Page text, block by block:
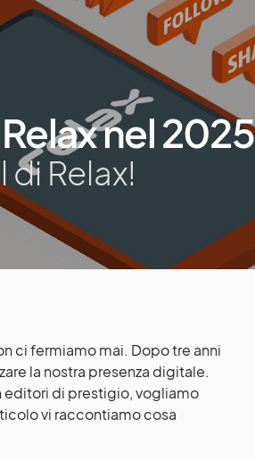
nel 2025
Relax!
ci fermiamo mai. Dopo tre anni
la nostra presenza digitale.
editori di prestigio, vogliamo
vi raccontiamo cosa